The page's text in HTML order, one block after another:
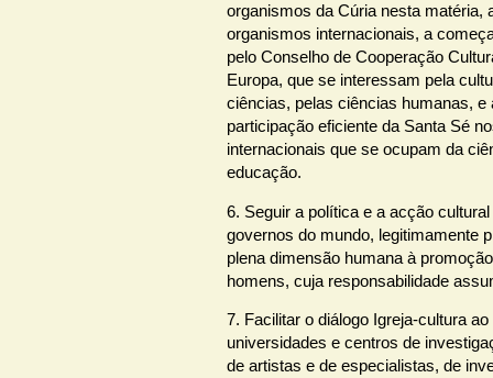
organismos da Cúria nesta matéria,
organismos internacionais, a
pelo Conselho de Cooperação
Europa, que se interessam pela
ciências, pelas ciências humanas, e
participação eficiente da Santa Sé
internacionais que se ocupam da
educação.
6. Seguir a política e a acção
governos do mundo, legitimamente
plena dimensão humana à
homens, cuja responsabilidade
7. Facilitar o diálogo Igreja-cultura
universidades e centros de
de artistas e de especialistas, de